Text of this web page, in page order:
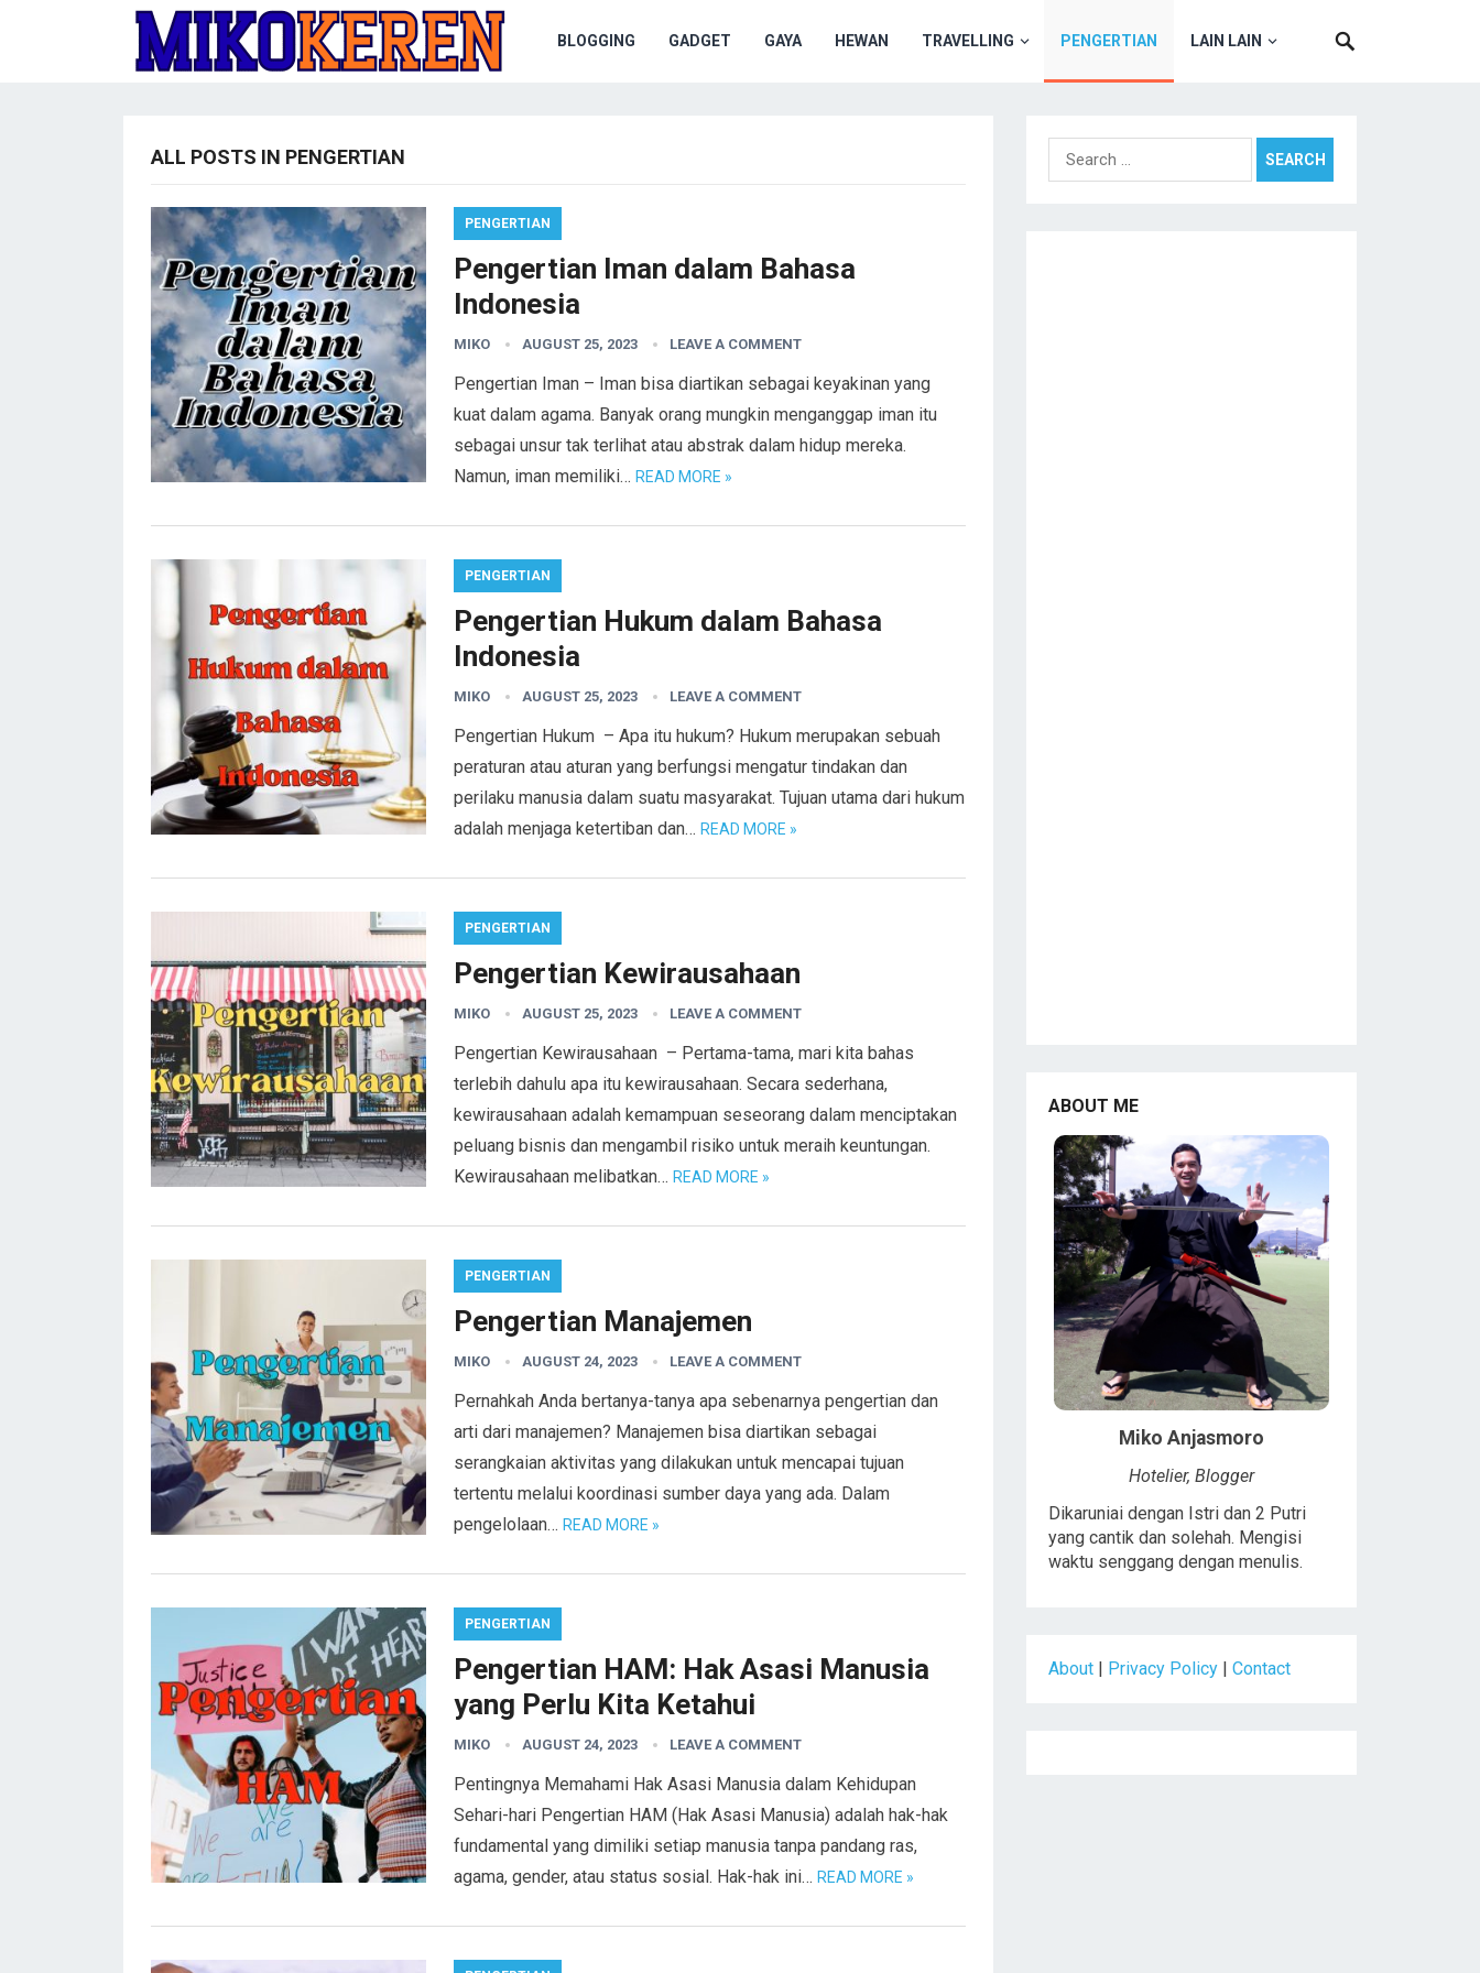
BLOGGING GADGET GAYA HEWAN TRAVELLING PENGERTIAN LAIN LAIN
ALL POSTS IN PENGERTIAN
PENGERTIAN
Pengertian Iman dalam Bahasa
Indonesia
MIKO AUGUST 25, 2023 LEAVE A COMMENT
Pengertian Iman – Iman bisa diartikan sebagai keyakinan yang
kuat dalam agama. Banyak orang mungkin menganggap iman itu
sebagai unsur tak terlihat atau abstrak dalam hidup mereka.
Namun, iman memiliki… READ MORE »
PENGERTIAN
Pengertian Hukum dalam Bahasa
Indonesia
MIKO AUGUST 25, 2023 LEAVE A COMMENT
Pengertian Hukum – Apa itu hukum? Hukum merupakan sebuah
peraturan atau aturan yang berfungsi mengatur tindakan dan
perilaku manusia dalam suatu masyarakat. Tujuan utama dari hukum
adalah menjaga ketertiban dan… READ MORE »
PENGERTIAN
Pengertian Kewirausahaan
MIKO AUGUST 25, 2023 LEAVE A COMMENT
Pengertian Kewirausahaan – Pertama-tama, mari kita bahas
terlebih dahulu apa itu kewirausahaan. Secara sederhana,
kewirausahaan adalah kemampuan seseorang dalam menciptakan
peluang bisnis dan mengambil risiko untuk meraih keuntungan.
Kewirausahaan melibatkan… READ MORE »
PENGERTIAN
Pengertian Manajemen
MIKO AUGUST 24, 2023 LEAVE A COMMENT
Pernahkah Anda bertanya-tanya apa sebenarnya pengertian dan
arti dari manajemen? Manajemen bisa diartikan sebagai
serangkaian aktivitas yang dilakukan untuk mencapai tujuan
tertentu melalui koordinasi sumber daya yang ada. Dalam
pengelolaan… READ MORE »
PENGERTIAN
Pengertian HAM: Hak Asasi Manusia
yang Perlu Kita Ketahui
MIKO AUGUST 24, 2023 LEAVE A COMMENT
Pentingnya Memahami Hak Asasi Manusia dalam Kehidupan
Sehari-hari Pengertian HAM (Hak Asasi Manusia) adalah hak-hak
fundamental yang dimiliki setiap manusia tanpa pandang ras,
agama, gender, atau status sosial. Hak-hak ini… READ MORE »
Search
for:
ABOUT ME
Miko Anjasmoro
Hotelier, Blogger
Dikaruniai dengan Istri dan 2 Putri
yang cantik dan solehah. Mengisi
waktu senggang dengan menulis.
About Privacy Policy Contact